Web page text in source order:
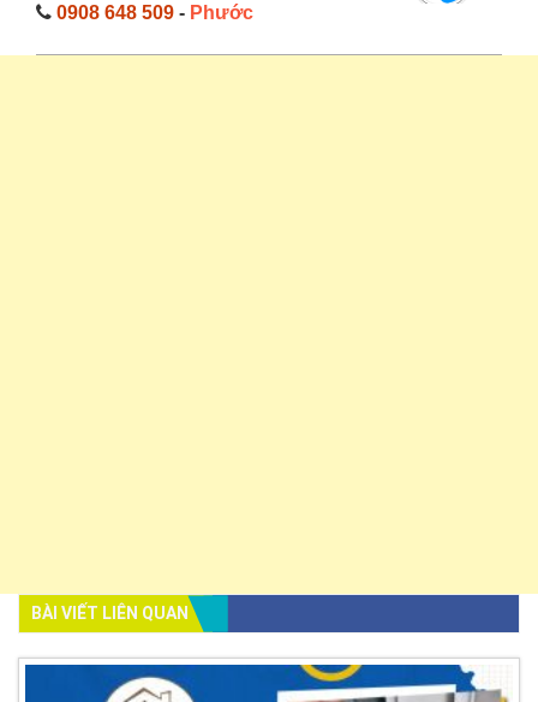
0908 648 509 - Phước
BÀI VIẾT LIÊN QUAN